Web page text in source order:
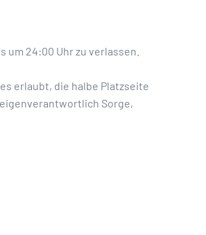
24:00 Uhr zu verlassen.
erlaubt, die halbe Platzseite
Sorge,